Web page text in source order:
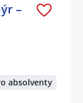
–
absolventy